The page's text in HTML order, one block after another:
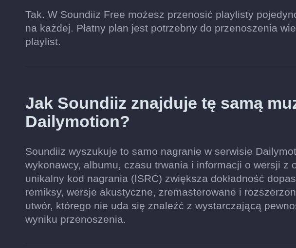
Tak. W Soundiiz Free możesz przenosić playlisty
na każdej. Płatny plan jest potrzebny do przenoszenia
playlist.
Jak Soundiiz znajduje tę samą
Dailymotion?
Soundiiz wyszukuje to samo nagranie w serwisie
wykonawcy, albumu, czasu trwania i informacji o wersji z
unikalny kod nagrania (ISRC) zwiększa dokładność
remiksy, wersje akustyczne, zremasterowane i
utwór, którego nie uda się znaleźć z wystarczającą
wyniku przenoszenia.